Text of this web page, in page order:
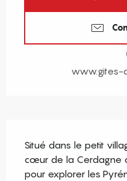
www.gites-
Situé dans le petit
cœur de la Cerdagne
pour explorer les